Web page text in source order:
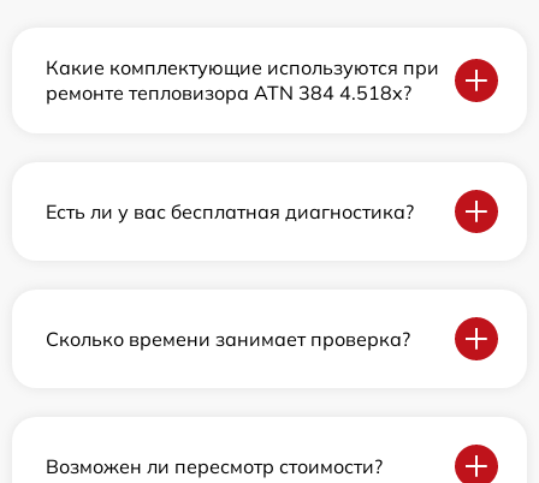
Какие комплектующие используются при
ремонте тепловизора ATN 384 4.518x?
Есть ли у вас бесплатная диагностика?
Сколько времени занимает проверка?
Возможен ли пересмотр стоимости?